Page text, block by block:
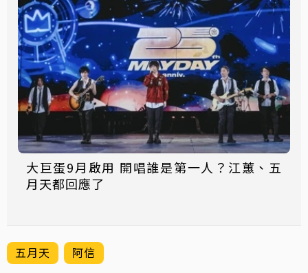
大巨蛋9月啟用 開唱誰是第一人？江蕙、五
月天都回應了
五月天 阿信